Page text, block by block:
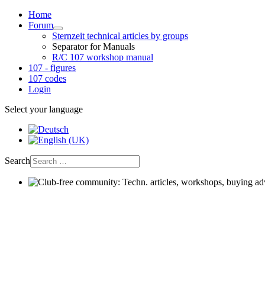
Home
Forum
Sternzeit technical articles by groups
Separator for Manuals
R/C 107 workshop manual
107 - figures
107 codes
Login
Select your language
Search